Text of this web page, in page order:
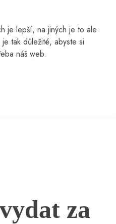
je lepší, na jiných je to ale
tak důležité, abyste si
náš web.
za